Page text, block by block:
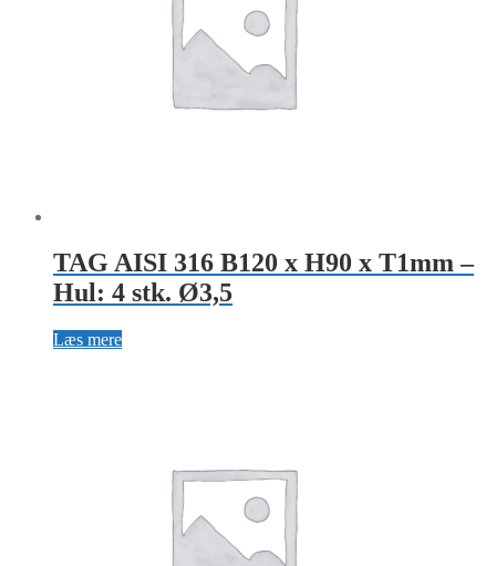
TAG AISI 316 B120 x H90 x T1mm –
Hul: 4 stk. Ø3,5
Læs mere